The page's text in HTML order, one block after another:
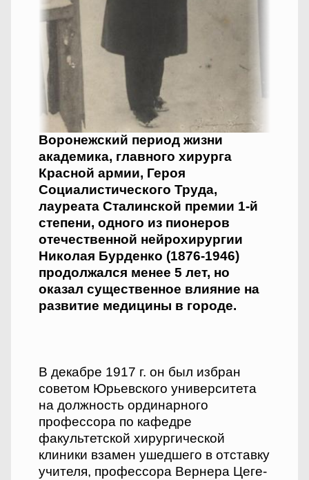
Воронежский период жизни
академика, главного хирурга
Красной армии, Героя
Социалистического Труда,
лауреата Сталинской премии 1-й
степени, одного из пионеров
отечественной нейрохирургии
Николая Бурденко (1876-1946)
продолжался менее 5 лет, но
оказал существенное влияние на
развитие медицины в городе.
В декабре 1917 г. он был избран
советом Юрьевского университета
на должность ординарного
профессора по кафедре
факультетской хирургической
клиники взамен ушедшего в отставку
учителя, профессора Вернера Цеге-